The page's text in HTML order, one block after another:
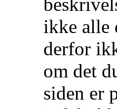
ikke alle
derfor
om det
siden er